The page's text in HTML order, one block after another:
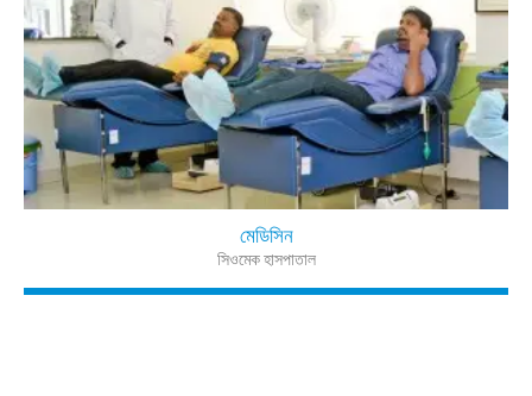
মেডিসিন
সিওমেক হাসপাতাল